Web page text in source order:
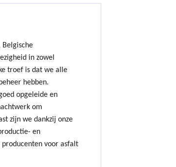
in zowel
troef is dat we alle
hebben.
opgeleide en
om
zijn we dankzij onze
en
voor asfalt